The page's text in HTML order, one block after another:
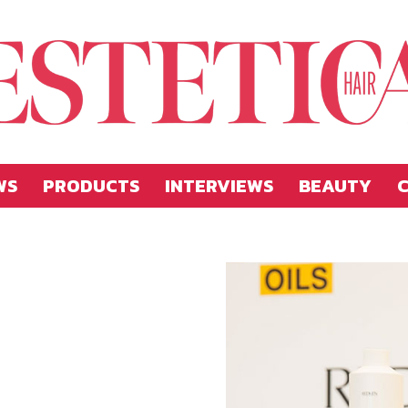
PRODUCTS INTERVIEWS BEAUTY